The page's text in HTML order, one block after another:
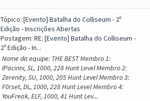
Tópico: [Evento] Batalha do Colliseum - 2º
Edição - Inscrições Abertas
Postagem: RE: [Evento] Batalha do Colliseum -
2º Edição - In...
Nome da equipe: THE BEST Membro 1:
lPacinni, SL, 1000, 228 Hunt Level Membro 2:
Zerenity, SU, 1000, 205 Hunt Level Membro 3:
F0rset, DL, 1000, 228 Hunt Level Membro 4:
YouFreak, ELF, 1000, 41 Hunt Lev...